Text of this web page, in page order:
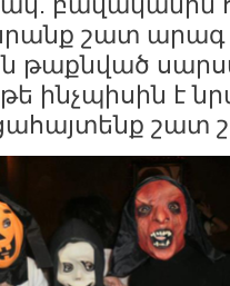
նրանք շատ
թաքնված
ինչպիսին է
շատ